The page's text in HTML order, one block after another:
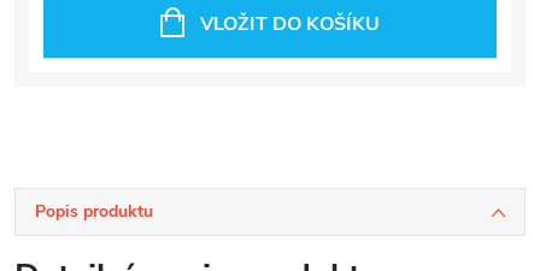
VLOŽIT DO KOŠÍKU
Popis produktu